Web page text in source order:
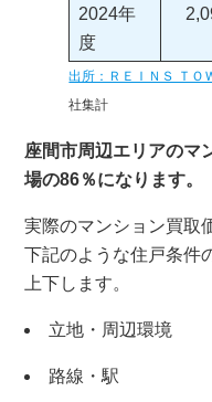
2024年
度
出所：ＲＥＩＮＳ ＴＯ
社集計
座間市周辺エリアのマ
場の86％になります。
実際のマンション買取
下記のような住戸条件
上下します。
立地・周辺環境
路線・駅